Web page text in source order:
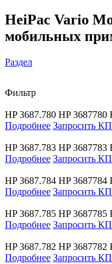
HeiPac Vario
мобильных
Раздел
Фильтр
HP 3687.780 HP 3687780
Подробнее Запросить КП
HP 3687.783 HP 3687783
Подробнее Запросить КП
HP 3687.784 HP 3687784
Подробнее Запросить КП
HP 3687.785 HP 3687785
Подробнее Запросить КП
HP 3687.782 HP 3687782
Подробнее Запросить КП